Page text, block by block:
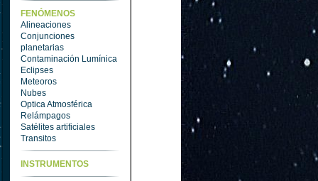
FENÓMENOS
Alineaciones
Conjunciones
planetarias
Contaminación Lumínica
Eclipses
Meteoros
Nubes
Optica Atmosférica
Relámpagos
Satélites artificiales
Transitos
INSTRUMENTOS